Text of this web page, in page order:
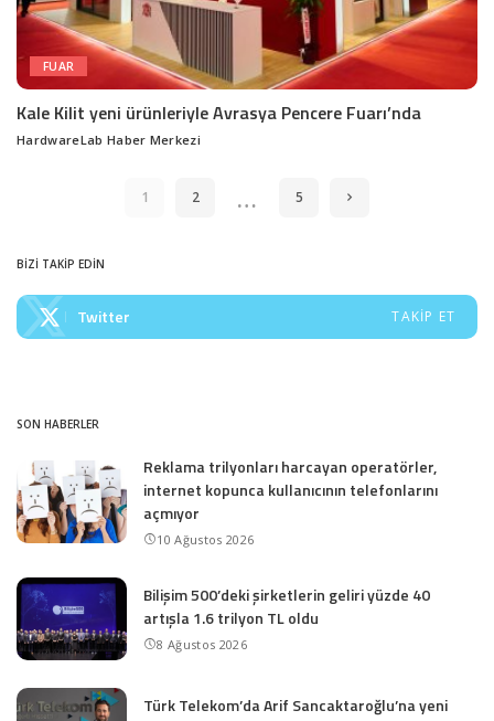
FUAR
Kale Kilit yeni ürünleriyle Avrasya Pencere Fuarı’nda
Posted
HardwareLab Haber Merkezi
1 2 … 5
BİZİ TAKİP EDİN
Twitter TAKIP ET
SON HABERLER
Reklama trilyonları harcayan operatörler,
internet kopunca kullanıcının telefonlarını
açmıyor
10 Ağustos 2026
Bilişim 500’deki şirketlerin geliri yüzde 40
artışla 1.6 trilyon TL oldu
8 Ağustos 2026
Türk Telekom’da Arif Sancaktaroğlu’na yeni